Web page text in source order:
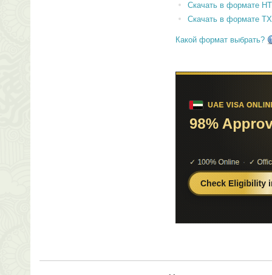
Скачать в формате
Скачать в формате
Какой формат выбрать?